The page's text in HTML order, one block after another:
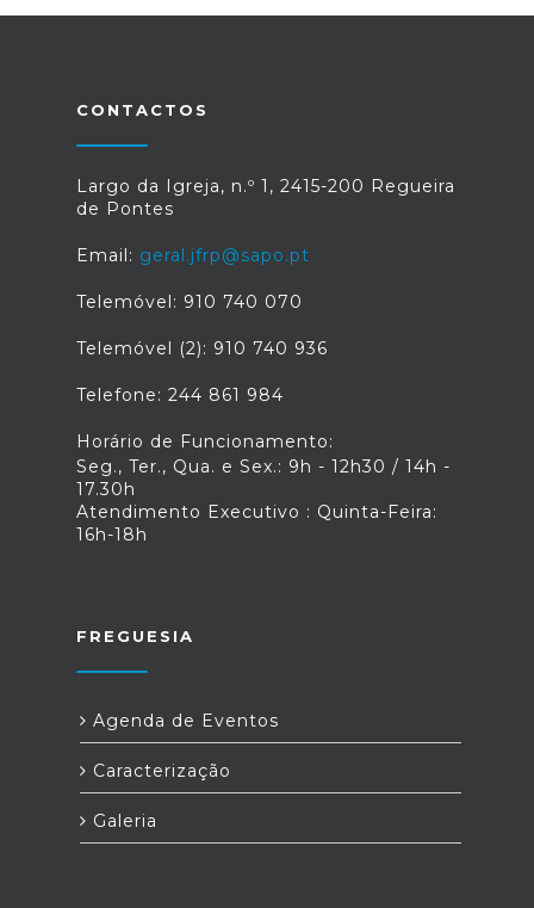
CONTACTOS
Largo da Igreja, n.º 1, 2415-200 Regueira
de Pontes
Email: geral.jfrp@sapo.pt
Telemóvel: 910 740 070
Telemóvel (2): 910 740 936
Telefone: 244 861 984
Horário de Funcionamento:
Seg., Ter., Qua. e Sex.: 9h - 12h30 / 14h -
17.30h
Atendimento Executivo : Quinta-Feira:
16h-18h
FREGUESIA
Agenda de Eventos
Caracterização
Galeria